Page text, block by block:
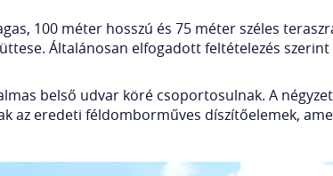
100 méter hosszú és 75 méter széles
Általánosan elfogadott feltételezés
belső udvar köré csoportosulnak. A
az eredeti féldomborműves díszítőelemek,